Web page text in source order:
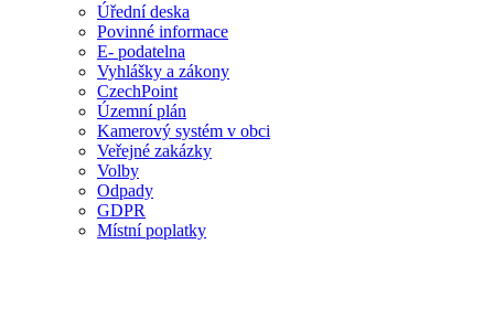
Úřední deska
Povinné informace
E- podatelna
Vyhlášky a zákony
CzechPoint
Územní plán
Kamerový systém v obci
Veřejné zakázky
Volby
Odpady
GDPR
Místní poplatky